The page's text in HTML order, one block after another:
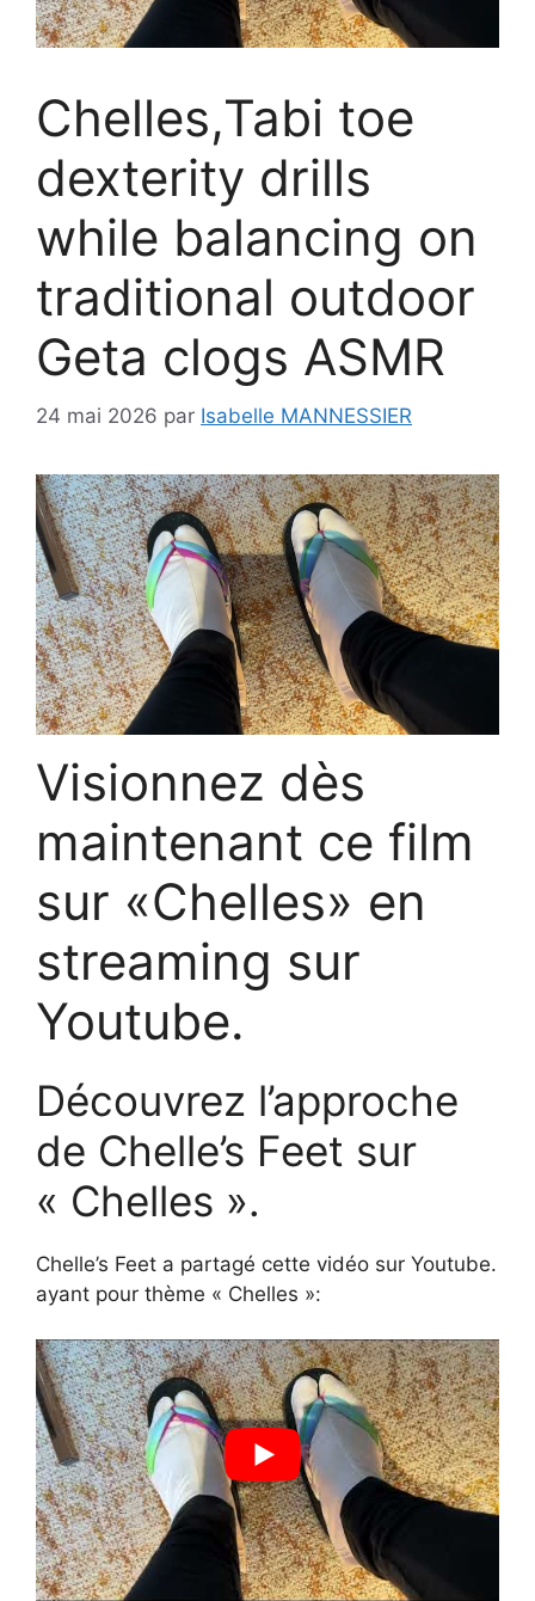
Chelles,Tabi toe
dexterity drills
while balancing on
traditional outdoor
Geta clogs ASMR
24 mai 2026 par Isabelle MANNESSIER
Visionnez dès
maintenant ce film
sur «Chelles» en
streaming sur
Youtube.
Découvrez l’approche
de Chelle’s Feet sur
« Chelles ».
Chelle’s Feet a partagé cette vidéo sur Youtube.
ayant pour thème « Chelles »: